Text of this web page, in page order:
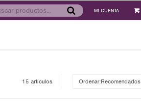
15 artículos Recomendados